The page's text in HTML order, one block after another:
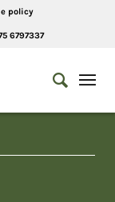
policy
6797337